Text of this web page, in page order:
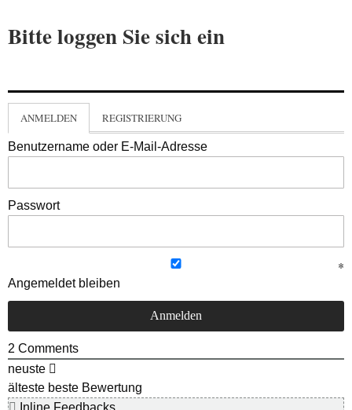
Bitte loggen Sie sich ein
ANMELDEN REGISTRIERUNG
Benutzername oder E-Mail-Adresse
Passwort
Angemeldet bleiben
2 Comments
neuste
älteste beste Bewertung
Inline Feedbacks